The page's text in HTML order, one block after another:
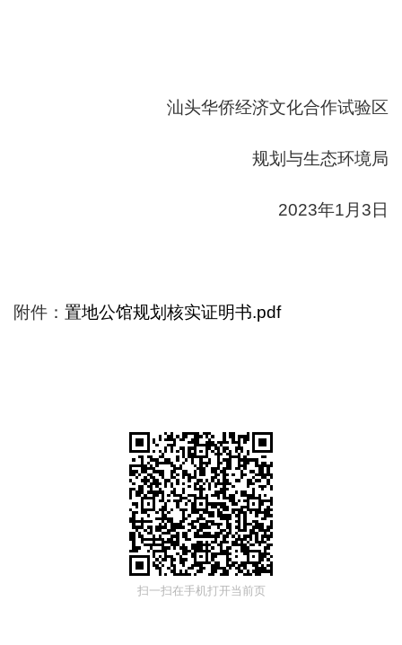
汕头华侨经济文化合作试验区
规划与生态环境局
2023年1月3日
附件： 置地公馆规划核实证明书.pdf
扫一扫在手机打开当前页